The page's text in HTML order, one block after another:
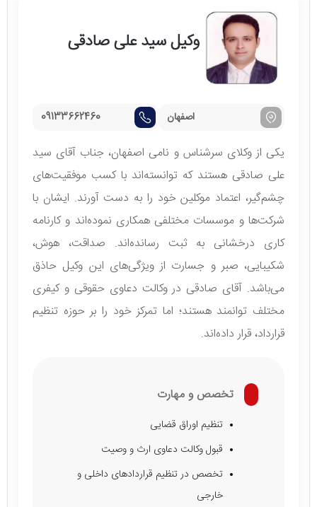
وکیل سید علی صادقی
اصفهان 09133662460
یکی از وکلای سرشناس و نامی اصفهان، جناب آقای سید
علی صادقی هستند که توانسته‌اند با کسب موفقیت‌های
چشم‌گیر، اعتماد موکلین خود را به دست آورند. ایشان با
شرکت‌ها و موسسات مختلفی همکاری نموده‌اند و کارنامه
کاری درخشانی به ثبت رسانده‌اند. صداقت، هوش،
شکیبایی، صبر و جسارت از ویژگی‌های این وکیل حاذق
می‌باشد. آقای صادقی در وکالت دعاوی حقوقی و کیفری
مختلف توانمند هستند؛ اما تمرکز خود را بر حوزه تنظیم
قرارداد، قرار داده‌اند.
تخصص و مهارت
تنظیم اوراق قضایی
قبول وکالت دعاوی ارث و وصیت
تخصص در تنظیم قراردادهای داخلی و
خارجی